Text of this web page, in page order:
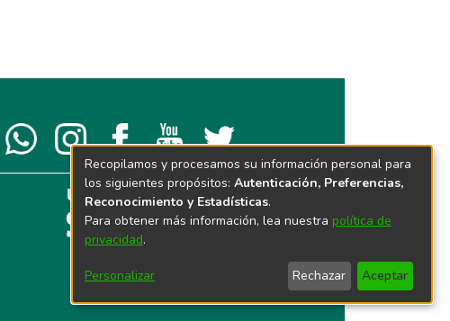
Recopilamos y procesamos su información personal para
los siguientes propósitos: Autenticación, Preferencias,
Reconocimiento y Estadísticas.
Para obtener más información, lea nuestra política de
privacidad.
Personalizar Rechazar Aceptar